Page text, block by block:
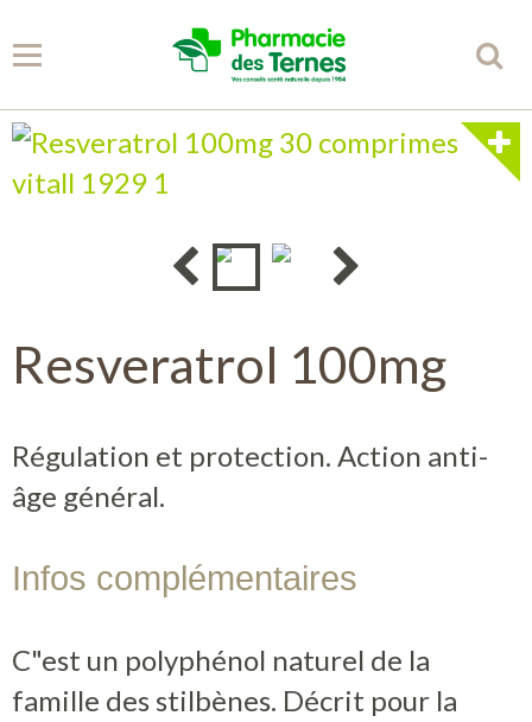
Panier 0
Partenaires
Contact
Boutique
Resveratrol 100mg
Régulation et protection. Action anti-
âge général.
Infos complémentaires
C"est un polyphénol naturel de la
famille des stilbènes. Décrit pour la